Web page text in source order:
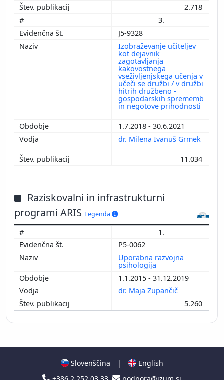
2.718
3.
J5-9328
Izobraževanje učiteljev
kot dejavnik
zagotavljanja
kakovostnega
vseživljenjskega učenja v
učeči se družbi / v družbi
hitrih družbeno -
gospodarskih sprememb
in negotove prihodnosti
1.7.2018 - 30.6.2021
dr. Milena Ivanuš Grmek
11.034
Raziskovalni in infrastrukturni
programi ARIS Legenda
1.
P5-0062
Uporabna razvojna
psihologija
1.1.2015 - 31.12.2019
dr. Maja Zupančič
5.260
Slovenščina |
English